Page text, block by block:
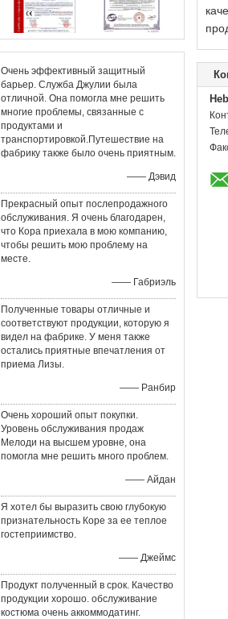
Очень эффективный защитный
барьер. Служба Джулии была
отличной. Она помогла мне решить
многие проблемы, связанные с
продуктами и
транспортировкой.Путешествие на
фабрику также было очень приятным.
—— Дэвид
Прекрасный опыт послепродажного
обслуживания. Я очень благодарен,
что Кора приехала в мою компанию,
чтобы решить мою проблему на
месте.
—— Габриэль
Полученные товары отличные и
соответствуют продукции, которую я
видел на фабрике. У меня также
остались приятные впечатления от
приема Лизы.
—— Ранбир
Очень хороший опыт покупки.
Уровень обслуживания продаж
Мелоди на высшем уровне, она
помогла мне решить много проблем.
—— Айдан
Я хотел бы выразить свою глубокую
признательность Коре за ее теплое
гостеприимство.
—— Джеймс
Продукт полученный в срок. Качество
продукции хорошо. обслуживание
костюма очень аккоммодатинг.